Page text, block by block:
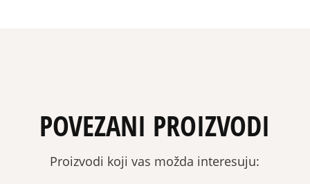
POVEZANI PROIZVODI
Proizvodi koji vas možda interesuju: